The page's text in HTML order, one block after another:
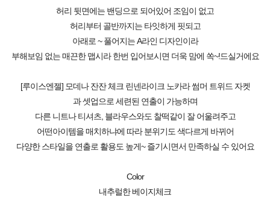
허리 뒷면에는 밴딩으로 되어있어 조임이 없고
허리부터 골반까지는 타잇하게 핏되고
아래로 ~ 풀어지는 A라인 디자인이라
부해보임 없는 매끈한 맵시라 한번 입어보시면 더욱 맘에 쏙~!드실거에요
[루이스엔젤] 모데나 잔잔 체크 린넨라이크 노카라 썸머 트위드 자켓
과 셋업으로 세련된 연출이 가능하며
다른 니트나 티셔츠, 블라우스와도 찰떡같이 잘 어울려주고
어떤아이템을 매치하냐에 따라 분위기도 색다르게 바뀌어
다양한 스타일을 연출로 활용도 높게~ 즐기시면서 만족하실 수 있어요
Color
내추럴한 베이지체크